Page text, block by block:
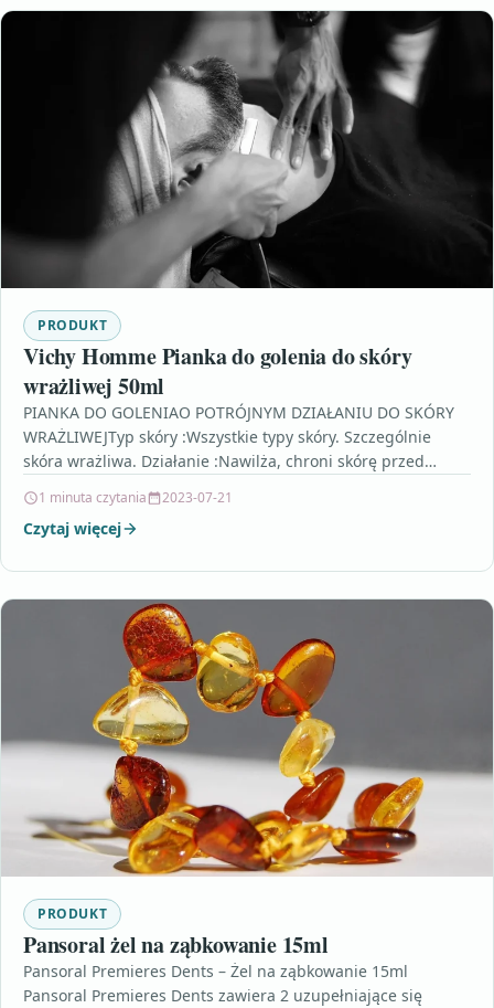
PRODUKT
Vichy Homme Pianka do golenia do skóry
wrażliwej 50ml
PIANKA DO GOLENIAO POTRÓJNYM DZIAŁANIU DO SKÓRY
WRAŻLIWEJTyp skóry :Wszystkie typy skóry. Szczególnie
skóra wrażliwa. Działanie :Nawilża, chroni skórę przed
1 minuta czytania 2023-07-21
Czytaj więcej
PRODUKT
Pansoral żel na ząbkowanie 15ml
Pansoral Premieres Dents – Żel na ząbkowanie 15ml
Pansoral Premieres Dents zawiera 2 uzupełniające się